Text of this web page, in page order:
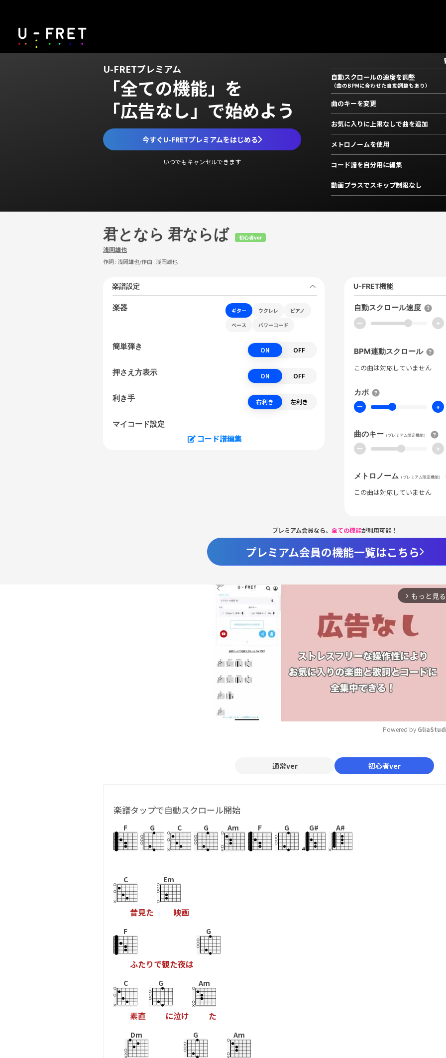
U-FRETプレミアム
「全ての機能」を
「広告なし」で始めよう
今すぐU-FRETプレミアムをはじめる
いつでもキャンセルできます
自動スクロールの速度を調整
（曲のBPMに合わせた自動調整もあり）
曲のキーを変更
お気に入りに上限なしで曲を追加
メトロノームを使用
コード譜を自分用に編集
動画プラスでスキップ制限なし
君となら 君ならば 初心者ver
浅岡雄也
作詞 : 浅岡雄也/作曲 : 浅岡雄也
楽譜設定
楽器 ギター ウクレレ
ピアノ
ベース
パワーコード
簡単弾き ON OFF
押さえ方表示 ON OFF
利き手 右利き 左利き
マイコード設定
コード譜編集
U-FRET機能
自動スクロール速度
ー +
BPM連動スクロール
この曲は対応していません
カポ
ー +
曲のキー （プレミアム限定機能）
ー +
メトロノーム （プレミアム限定機能）
この曲は対応していません
プレミアム会員なら、 全ての機能が利用可能！
プレミアム会員の機能一覧はこちら
arrow_forward_ios もっと見る
Mute
Powered by
通常ver 初心者ver
楽譜タップで自動スクロール開始
F G C G Am F G G# A#
C
昔見た
Em
映画
F
ふたりで観た夜は
G
C
素直
G
に泣け
Am
た
Dm G Am